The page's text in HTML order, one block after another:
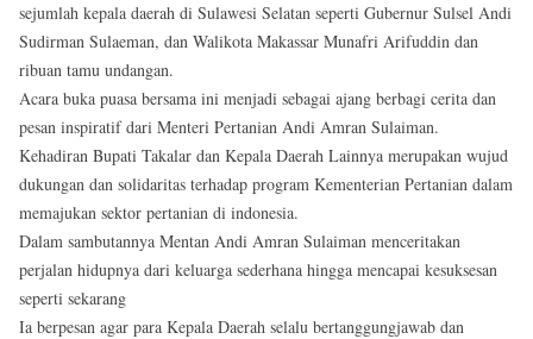
sejumlah kepala daerah di Sulawesi Selatan seperti Gubernur Sulsel Andi
Sudirman Sulaeman, dan Walikota Makassar Munafri Arifuddin dan
ribuan tamu undangan.
Acara buka puasa bersama ini menjadi sebagai ajang berbagi cerita dan
pesan inspiratif dari Menteri Pertanian Andi Amran Sulaiman.
Kehadiran Bupati Takalar dan Kepala Daerah Lainnya merupakan wujud
dukungan dan solidaritas terhadap program Kementerian Pertanian dalam
memajukan sektor pertanian di indonesia.
Dalam sambutannya Mentan Andi Amran Sulaiman menceritakan
perjalan hidupnya dari keluarga sederhana hingga mencapai kesuksesan
seperti sekarang
Ia berpesan agar para Kepala Daerah selalu bertanggungjawab dan